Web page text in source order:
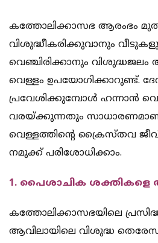
കത്തോലിക്കാസഭ ആരംഭം
വിശുദ്ധീകരിക്കുവാനും
വെഞ്ചിരിക്കാനും
വെള്ളം ഉപയോഗിക്കാറുണ്ട്.
പ്രവേശിക്കുമ്പോൾ ഹന്നാൻ
വരയ്ക്കുന്നതും
വെള്ളത്തിന്റെ ക്രൈസ്തവ
നമുക്ക് പരിശോധിക്കാം.
1. പൈശാചിക
കത്തോലിക്കാസഭയിലെ പ്രസിദ്ധ
ആവിലായിലെ വിശുദ്ധ